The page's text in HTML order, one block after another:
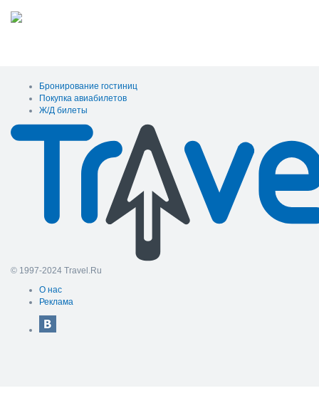
Бронирование гостиниц
Покупка авиабилетов
Ж/Д билеты
© 1997-2024 Travel.Ru
О нас
Реклама